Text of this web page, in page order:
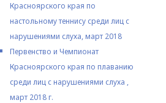
Красноярского края по
настольному теннису среди лиц с
нарушениями слуха, март 2018
Первенство и Чемпионат
Красноярского края по плаванию
среди лиц с нарушениями слуха ,
март 2018 г.